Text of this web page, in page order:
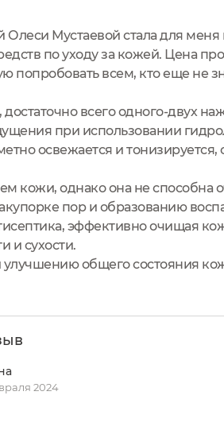
Олеси Мустаевой стала для
по уходу за кожей. Цена
попробовать всем, кто еще не
всего одного-двух
при использовании
освежается и тонизируется,
кожи, однако она не способна
пор и образованию
эффективно очищая
и сухости.
общего состояния
2024